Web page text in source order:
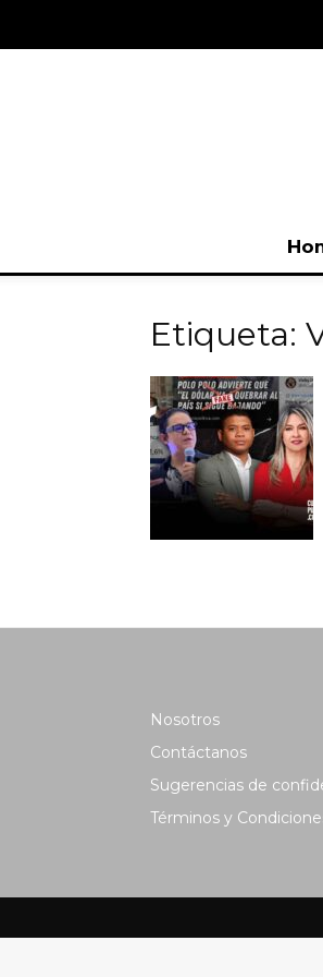
Etiqueta:
Nosotros
Contáctanos
Sugerencias de
Términos y